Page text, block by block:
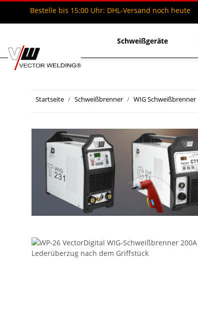
Bestelle bis 15:00 Uhr: DHL-Versand noch heute
Schweißgeräte
Startseite Schweißbrenner WIG Schweißbrenner